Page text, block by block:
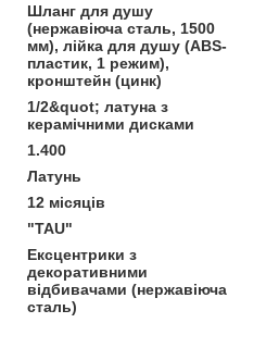
Шланг для душу
(нержавіюча сталь, 1500
мм), лійка для душу (АВS-
пластик, 1 режим),
кронштейн (цинк)
1/2&quot; латуна з
керамічними дисками
1.400
Латунь
12 місяців
"TAU"
Ексцентрики з
декоративними
відбивачами (нержавіюча
сталь)